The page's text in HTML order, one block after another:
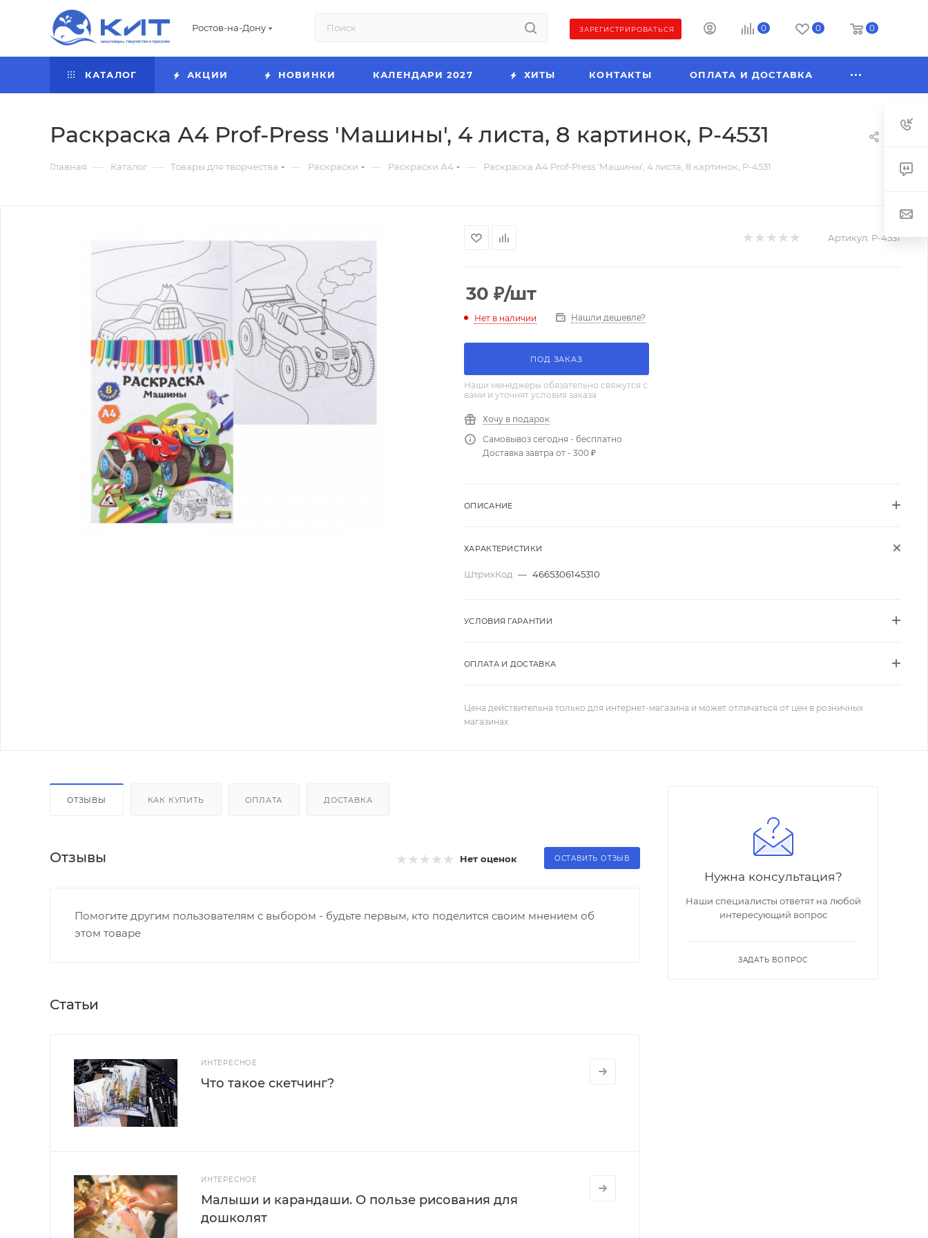
Ростов-на-Дону ЗАРЕГИСТРИРОВАТЬСЯ 0 0 0
КАТАЛОГ АКЦИИ НОВИНКИ КАЛЕНДАРИ 2027 ХИТЫ КОНТАКТЫ ОПЛАТА И ДОСТАВКА
Раскраска А4 Prof-Press 'Машины', 4 листа, 8 картинок, Р-4531
Главная — Каталог — Товары для творчества — Раскраски — Раскраски А4 — Раскраска А4 Prof-Press 'Машины', 4 листа, 8 картинок, Р-4531
Артикул: Р-4531
30 ₽/шт
Нет в наличии Нашли дешевле?
ПОД ЗАКАЗ
Наши менеджеры обязательно свяжутся с
вами и уточнят условия заказа
Хочу в подарок
Самовывоз сегодня - бесплатно
Доставка завтра от - 300 ₽
ОПИСАНИЕ
ХАРАКТЕРИСТИКИ
ШтрихКод — 4665306145310
УСЛОВИЯ ГАРАНТИИ
ОПЛАТА И ДОСТАВКА
Цена действительна только для интернет-магазина и может отличаться от цен в розничных
магазинах
ОТЗЫВЫ КАК КУПИТЬ ОПЛАТА ДОСТАВКА
Отзывы Нет оценок ОСТАВИТЬ ОТЗЫВ
Помогите другим пользователям с выбором - будьте первым, кто поделится своим мнением об
этом товаре
Статьи
ИНТЕРЕСНОЕ
Что такое скетчинг?
ИНТЕРЕСНОЕ
Малыши и карандаши. О пользе рисования для
дошколят
Нужна консультация?
Наши специалисты ответят на любой
интересующий вопрос
ЗАДАТЬ ВОПРОС